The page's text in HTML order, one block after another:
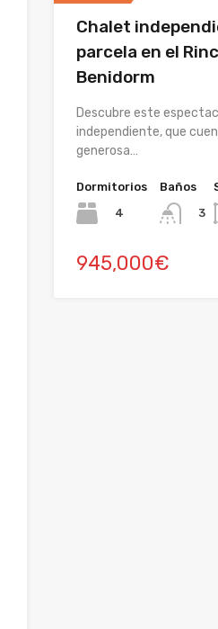
Chalet
parcela en el
Benidorm
Descubre este
independiente, que
generosa…
Dormitorios
4
Baños
3
945,000€